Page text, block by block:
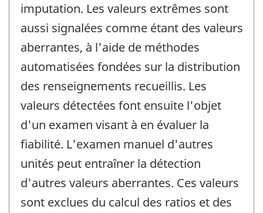
imputation. Les valeurs extrêmes sont
aussi signalées comme étant des valeurs
aberrantes, à l'aide de méthodes
automatisées fondées sur la distribution
des renseignements recueillis. Les
valeurs détectées font ensuite l'objet
d'un examen visant à en évaluer la
fiabilité. L'examen manuel d'autres
unités peut entraîner la détection
d'autres valeurs aberrantes. Ces valeurs
sont exclues du calcul des ratios et des